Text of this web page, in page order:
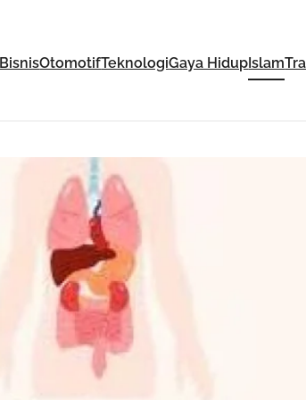
BisnisOtomotifTeknologiGaya Hidup Islam